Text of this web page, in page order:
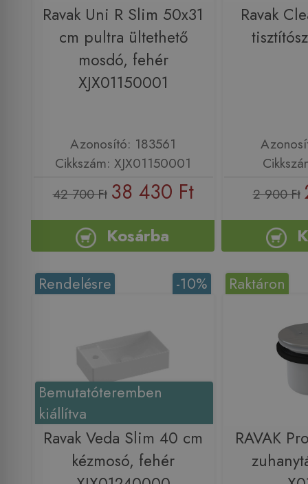
Ravak Uni R Slim 50x31
cm pultra ültethető
mosdó, fehér
XJX01150001
Azonosító: 183561
Cikkszám: XJX01150001
42 700 Ft 38 430 Ft
Kosárba
Ravak
2 900 Ft
Bemutatóteremben
kiállítva
-10%
Rendelésre
Ravak Veda Slim 40 cm
kézmosó, fehér
Raktáron
RAVAK